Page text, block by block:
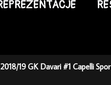
19 GK Davari #1 Capelli